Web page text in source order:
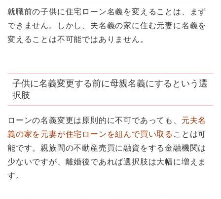
就職前の子供に住宅ローン名義を変えることは、まず
できません。しかし、夫名義の家に住む元妻に名義を
変えることは不可能ではありません。
子供に名義変更する前に母親名義にするという選
択肢
ローンの名義変更は原則的に不可であっても、 元夫名
義の家を元妻が住宅ローンを組んで買い取る ことは可
能です。親族間の不動産売買に融資をする金融機関は
少ないですが、離婚後であれば選択肢は大幅に増えま
す。